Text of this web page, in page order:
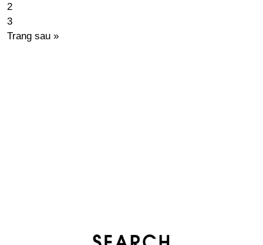
2
3
Trang sau »